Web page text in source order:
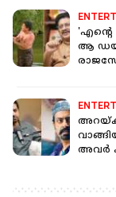
ആ
അവർ